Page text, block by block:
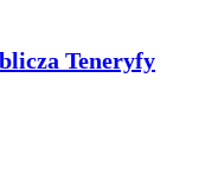
Teneryfy